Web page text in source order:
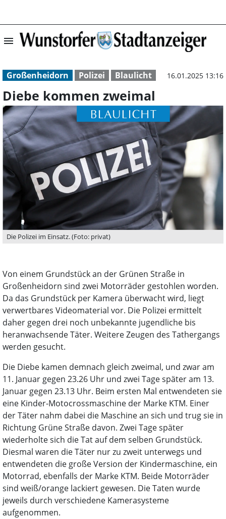
menu Diebe kommen
Großenheidorn Polizei Blaulicht 16.01.2025 13:16
Diebe kommen zweimal
Die Polizei im Einsatz. (Foto: privat)
Von einem Grundstück an der Grünen Straße in
Großenheidorn sind zwei Motorräder gestohlen worden.
Da das Grundstück per Kamera überwacht wird, liegt
verwertbares Videomaterial vor. Die Polizei ermittelt
daher gegen drei noch unbekannte jugendliche bis
heranwachsende Täter. Weitere Zeugen des Tathergangs
werden gesucht.
Die Diebe kamen demnach gleich zweimal, und zwar am
11. Januar gegen 23.26 Uhr und zwei Tage später am 13.
Januar gegen 23.13 Uhr. Beim ersten Mal entwendeten sie
eine Kinder-Motocrossmaschine der Marke KTM. Einer
der Täter nahm dabei die Maschine an sich und trug sie in
Richtung Grüne Straße davon. Zwei Tage später
wiederholte sich die Tat auf dem selben Grundstück.
Diesmal waren die Täter nur zu zweit unterwegs und
entwendeten die große Version der Kindermaschine, ein
Motorrad, ebenfalls der Marke KTM. Beide Motorräder
sind weiß/orange lackiert gewesen. Die Taten wurde
jeweils durch verschiedene Kamerasysteme
aufgenommen.